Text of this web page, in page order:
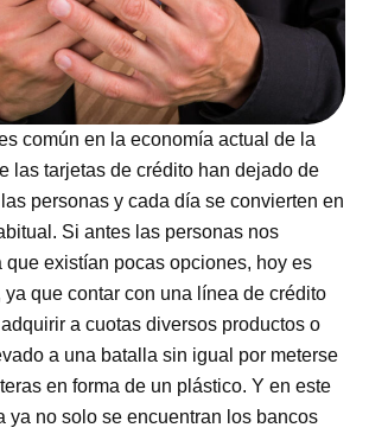
común en la economía actual de la
las tarjetas de crédito han dejado de
personas y cada día se convierten en
Si antes las personas nos
que existían pocas opciones, hoy es
ya que contar con una línea de crédito
a cuotas diversos productos o
a una batalla sin igual por meterse
en forma de un plástico. Y en este
ya no solo se encuentran los bancos